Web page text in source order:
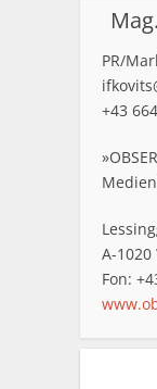
PR/
+43
A-1020
Fon: